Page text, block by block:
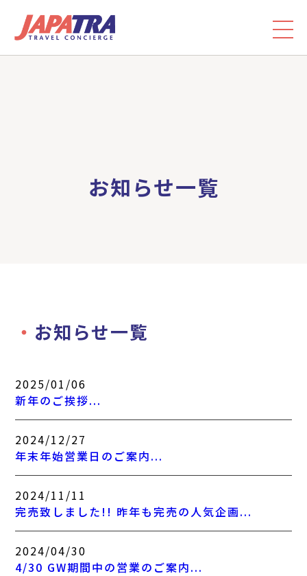
お知らせ一覧
お知らせ一覧
2025/01/06
新年のご挨拶...
2024/12/27
年末年始営業日のご案内...
2024/11/11
完売致しました!! 昨年も完売の人気企画...
2024/04/30
4/30 GW期間中の営業のご案内...